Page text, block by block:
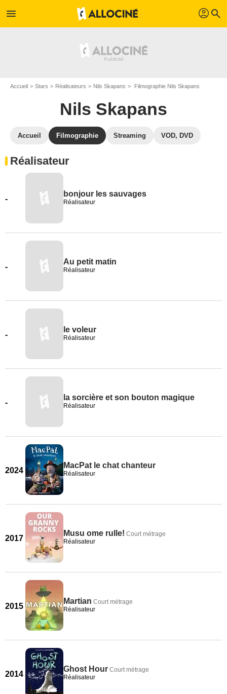
menu profil search
Accueil Stars Réalisateurs Nils Skapans Filmographie Nils Skapans
Nils Skapans
Accueil Filmographie Streaming VOD, DVD
Réalisateur
-
bonjour les sauvages
Réalisateur
-
Au petit matin
Réalisateur
-
le voleur
Réalisateur
-
la sorcière et son bouton magique
Réalisateur
2024
MacPat le chat chanteur
Réalisateur
2017
Musu ome rulle! Court métrage
Réalisateur
2015
Martian Court métrage
Réalisateur
2014
Ghost Hour Court métrage
Réalisateur